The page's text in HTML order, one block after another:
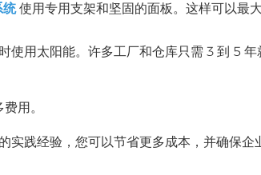
统使用专用支架和坚固的面板。这样可以最
使用太阳能。许多工厂和仓库只需 3 到 5 年
用。
实践经验，您可以节省更多成本，并确保企